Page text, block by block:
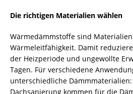
Die richtigen Materialien wählen
Wärmedämmstoffe sind
Wärmeleitfähigkeit. Damit
der Heizperiode und ungewollte
Tagen. Für verschiedene
unterschiedliche
Dachsanierung kommen für die